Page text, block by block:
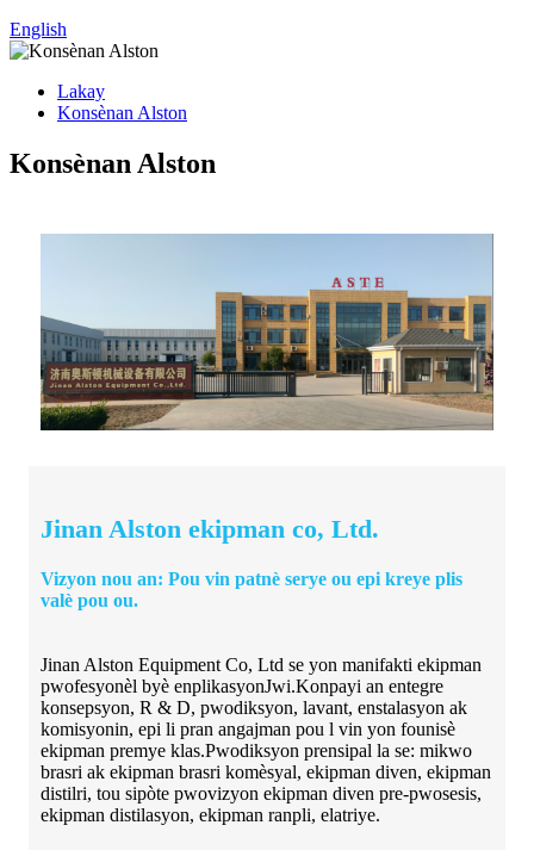
English
Lakay
Konsènan Alston
Konsènan Alston
Jinan Alston ekipman co, Ltd.
Vizyon nou an: Pou vin patnè serye ou epi kreye plis
valè pou ou.
Jinan Alston Equipment Co, Ltd se yon manifakti ekipman
pwofesyonèl byè enplikasyonJwi.Konpayi an entegre
konsepsyon, R & D, pwodiksyon, lavant, enstalasyon ak
komisyonin, epi li pran angajman pou l vin yon founisè
ekipman premye klas.Pwodiksyon prensipal la se: mikwo
brasri ak ekipman brasri komèsyal, ekipman diven, ekipman
distilri, tou sipòte pwovizyon ekipman diven pre-pwosesis,
ekipman distilasyon, ekipman ranpli, elatriye.